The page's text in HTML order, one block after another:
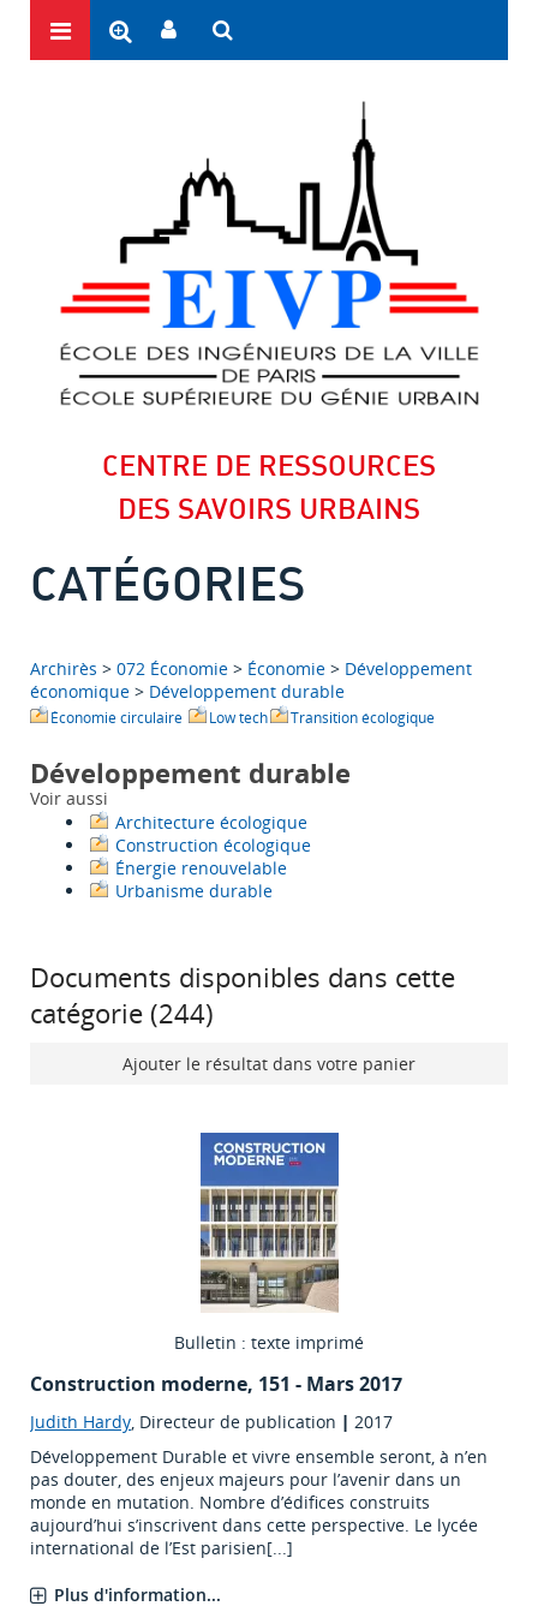
CENTRE DE RESSOURCES
DES SAVOIRS URBAINS
CATÉGORIES
Archirès > 072 Économie > Économie > Développement
économique > Développement durable
Économie circulaire Low tech Transition écologique
Développement durable
Voir aussi
Architecture écologique
Construction écologique
Énergie renouvelable
Urbanisme durable
Documents disponibles dans cette
catégorie (244)
Ajouter le résultat dans votre panier
Bulletin : texte imprimé
Construction moderne, 151 - Mars 2017
Judith Hardy, Directeur de publication | 2017
Développement Durable et vivre ensemble seront, à n’en
pas douter, des enjeux majeurs pour l’avenir dans un
monde en mutation. Nombre d’édifices construits
aujourd’hui s’inscrivent dans cette perspective. Le lycée
international de l’Est parisien[...]
Plus d'information...